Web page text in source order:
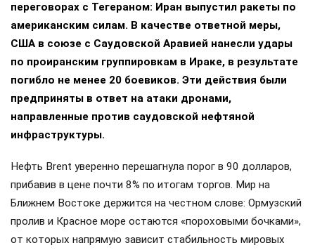
переговорах с Тегераном: Иран выпустил ракеты по
американским силам. В качестве ответной меры,
США в союзе с Саудовской Аравией нанесли удары
по проиранским группировкам в Ираке, в результате
погибло не менее 20 боевиков. Эти действия были
предприняты в ответ на атаки дронами,
направленные против саудовской нефтяной
инфраструктуры.
Нефть Brent уверенно перешагнула порог в 90 долларов,
прибавив в цене почти 8% по итогам торгов. Мир на
Ближнем Востоке держится на честном слове: Ормузский
пролив и Красное море остаются «пороховыми бочками»,
от которых напрямую зависит стабильность мировых